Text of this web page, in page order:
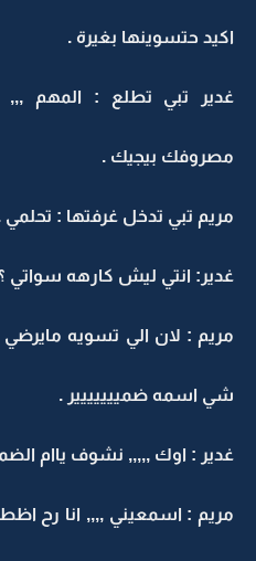
اكيد حتسوينها بغيرة .
غدير تبي تطلع : المهم ,,,
مصروفك بيجيك .
مريم تبي تدخل غرفتها : تحلمي
غدير: انتي ليش كارهه سواتي
مريم : لان الي تسويه مايرضي
شي اسمه ضمييييييير .
غدير : اوك ,,,,, نشوف ياام
مريم : اسمعيني ,,,, انا رح